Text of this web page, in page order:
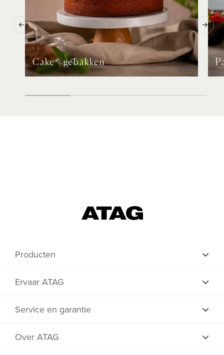
Cake - gebakken
Producten
Ervaar ATAG
Service en garantie
Over ATAG